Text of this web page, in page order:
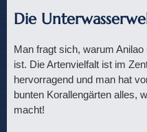
Die
Man fragt sich, warum
ist. Die Artenvielfalt ist im
hervorragend und man hat
bunten Korallengärten alles,
macht!